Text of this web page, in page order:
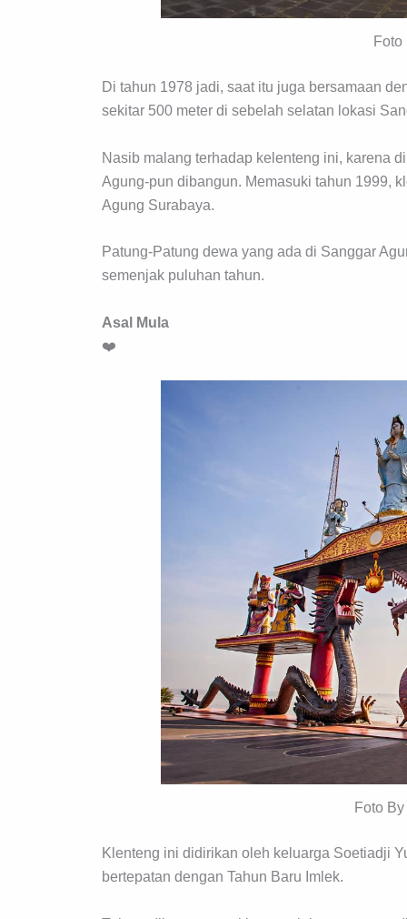
Di tahun 1978 jadi, saat itu juga bersamaan
sekitar 500 meter di sebelah selatan lokasi
Nasib malang terhadap kelenteng ini, karena
Agung-pun dibangun. Memasuki tahun 1999,
Agung Surabaya.
Patung-Patung dewa yang ada di Sanggar
semenjak puluhan tahun.
Asal Mula
❤️
Foto
Klenteng ini didirikan oleh keluarga Soetiadji
bertepatan dengan Tahun Baru Imlek.